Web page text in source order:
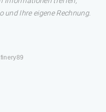
und Ihre eigene Rechnung.